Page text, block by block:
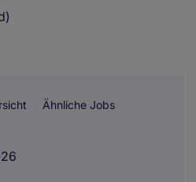
Ähnliche Jobs